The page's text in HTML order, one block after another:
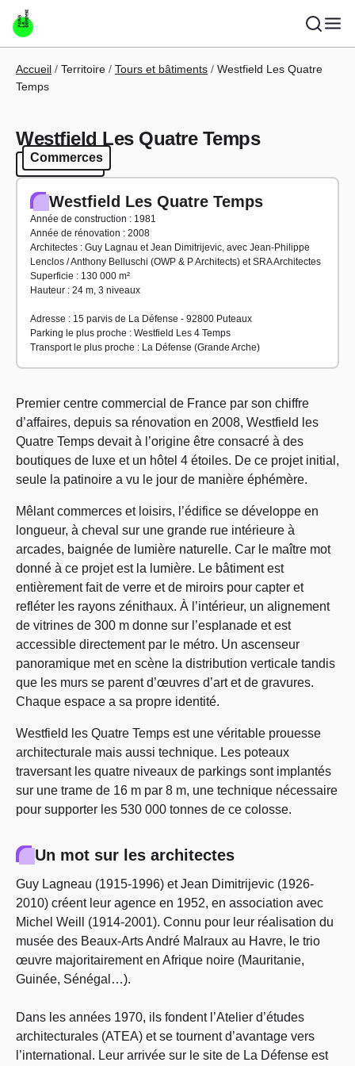
Aller au contenu principal
Fil d'Ariane
Accueil Territoire Tours et bâtiments
Westfield Les Quatre
Temps
Westfield Les Quatre Temps
Commerces
Commerces
Westfield Les Quatre Temps
Année de construction : 1981
Année de rénovation : 2008
Architectes : Guy Lagnau et Jean Dimitrijevic, avec Jean-Philippe
Lenclos / Anthony Belluschi (OWP & P Architects) et SRA Architectes
Superficie : 130 000 m²
Hauteur : 24 m, 3 niveaux
Adresse : 15 parvis de La Défense - 92800 Puteaux
Parking le plus proche : Westfield Les 4 Temps
Transport le plus proche : La Défense (Grande Arche)
Premier centre commercial de France par son chiffre
d’affaires, depuis sa rénovation en 2008, Westfield les
Quatre Temps devait à l’origine être consacré à des
boutiques de luxe et un hôtel 4 étoiles. De ce projet initial,
seule la patinoire a vu le jour de manière éphémère.
Mêlant commerces et loisirs, l’édifice se développe en
longueur, à cheval sur une grande rue intérieure à
arcades, baignée de lumière naturelle. Car le maître mot
donné à ce projet est la lumière. Le bâtiment est
entièrement fait de verre et de miroirs pour capter et
refléter les rayons zénithaux. À l’intérieur, un alignement
de vitrines de 300 m donne sur l’esplanade et est
accessible directement par le métro. Un ascenseur
panoramique met en scène la distribution verticale tandis
que les murs se parent d’œuvres d’art et de gravures.
Chaque espace a sa propre identité.
Westfield les Quatre Temps est une véritable prouesse
architecturale mais aussi technique. Les poteaux
traversant les quatre niveaux de parkings sont implantés
sur une trame de 16 m par 8 m, une technique nécessaire
pour supporter les 530 000 tonnes de ce colosse.
Un mot sur les architectes
Guy Lagneau (1915-1996) et Jean Dimitrijevic (1926-
2010) créent leur agence en 1952, en association avec
Michel Weill (1914-2001). Connu pour leur réalisation du
musée des Beaux-Arts André Malraux au Havre, le trio
œuvre majoritairement en Afrique noire (Mauritanie,
Guinée, Sénégal…).
Dans les années 1970, ils fondent l’Atelier d’études
architecturales (ATEA) et se tournent d’avantage vers
l’international. Leur arrivée sur le site de La Défense est